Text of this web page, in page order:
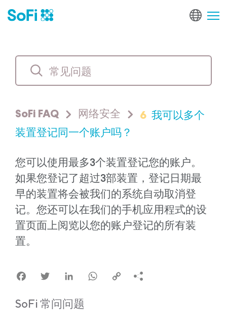
SoFi FAQ 网络安全 6 我可以多个
装置登记同一个账户吗？
您可以使用最多3个装置登记您的账户。
如果您登记了超过3部装置，登记日期最
早的装置将会被我们的系统自动取消登
记。您还可以在我们的手机应用程式的设
置页面上阅览以您的账户登记的所有装
置。
FacebookTwitter LinkedInWhatsApp
Copy
SoFi 常问问题